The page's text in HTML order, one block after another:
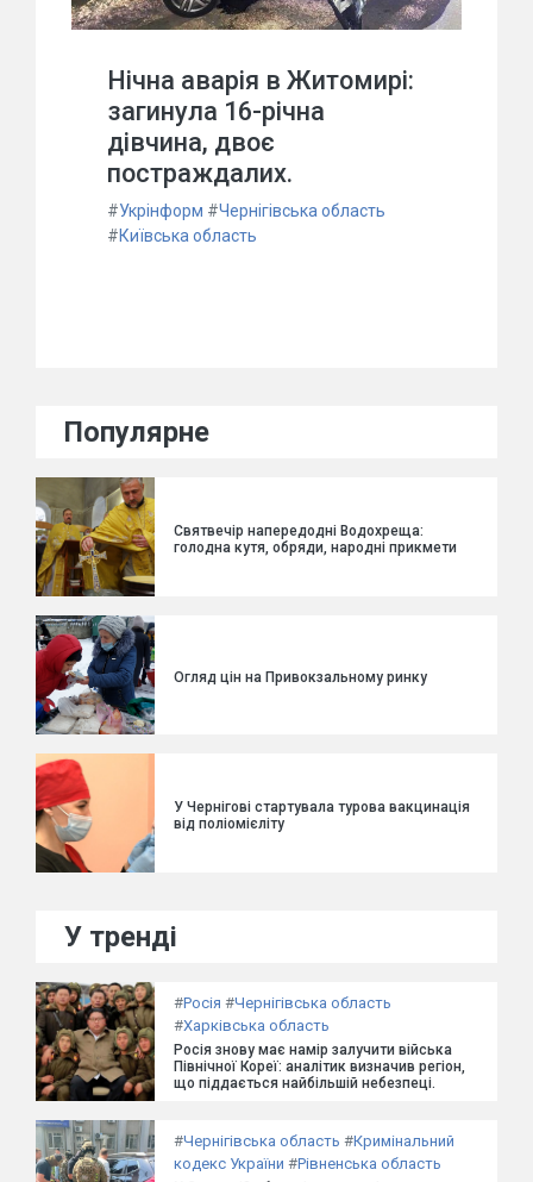
Нічна аварія в Житомирі:
загинула 16-річна
дівчина, двоє
постраждалих.
#Укрінформ #Чернігівська область
#Київська область
Популярне
Святвечір напередодні Водохреща:
голодна кутя, обряди, народні прикмети
Огляд цін на Привокзальному ринку
У Чернігові стартувала турова вакцинація
від поліомієліту
У тренді
#Росія #Чернігівська область
#Харківська область
Росія знову має намір залучити війська
Північної Кореї: аналітик визначив регіон,
що піддається найбільшій небезпеці.
#Чернігівська область #Кримінальний
кодекс України #Рівненська область